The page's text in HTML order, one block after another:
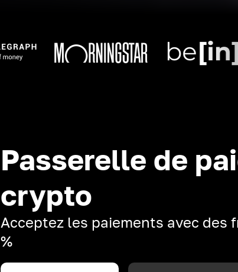
Passerelle de
crypto
Acceptez les paiements avec des
%